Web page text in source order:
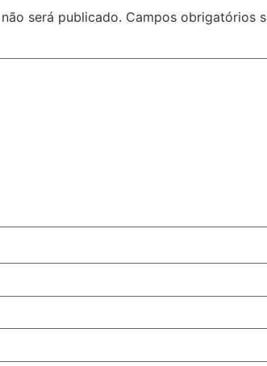
será publicado. Campos obrigatórios